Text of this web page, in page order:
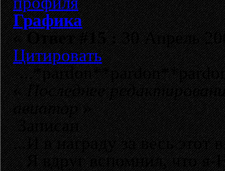
Графика
«Ответ #15 :30 Апрель
Цитировать
«Последнее
авиатор»
Записан
...И в награду за весь этот
Я вдруг вспомнил, что я-